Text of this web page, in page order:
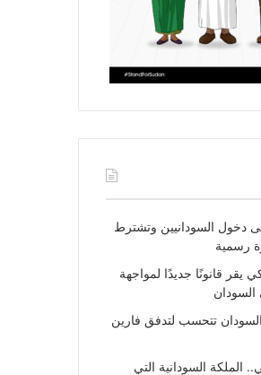
دخول السودانيين وتشترط
رسمية
يقر قانونًا جديدًا لمواجهة
السودان
تتحسب لتدفق فارين
الملكة السودانية التي